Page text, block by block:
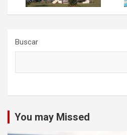
Buscar
You may Missed